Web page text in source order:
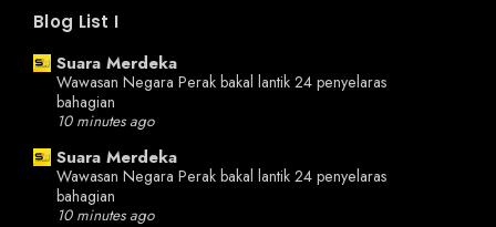
Blog List I
Suara Merdeka
Wawasan Negara Perak bakal lantik 24 penyelaras
bahagian
10 minutes ago
Suara Merdeka
Wawasan Negara Perak bakal lantik 24 penyelaras
bahagian
10 minutes ago